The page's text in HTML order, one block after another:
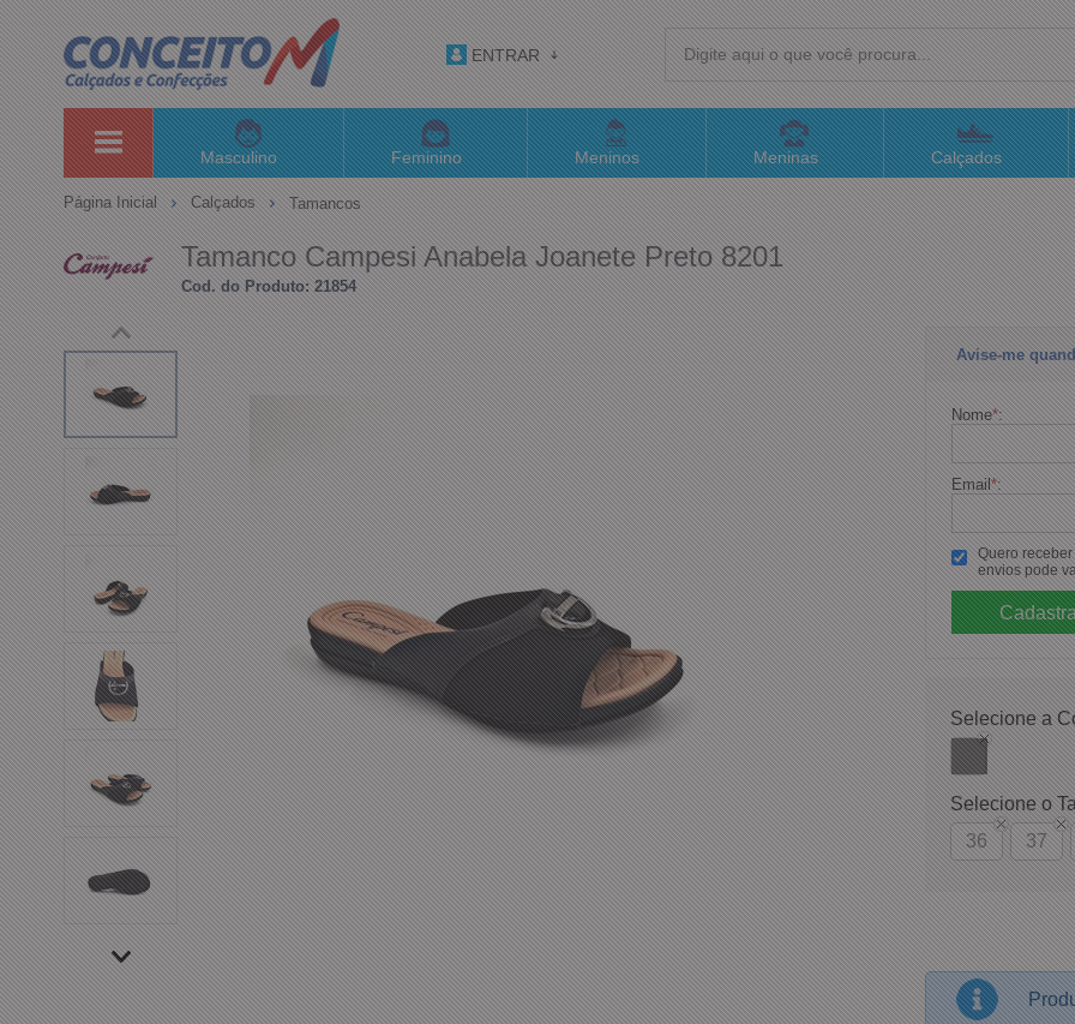
ENTRAR
Masculino Feminino Meninos Meninas Calçados
Página Inicial Calçados Tamancos
Tamanco Campesi Anabela Joanete Preto 8201
Cod. do Produto: 21854
Avise-me
Nome*:
Email*:
Quero
envios pode
Selecione a
Selecione o
36
37